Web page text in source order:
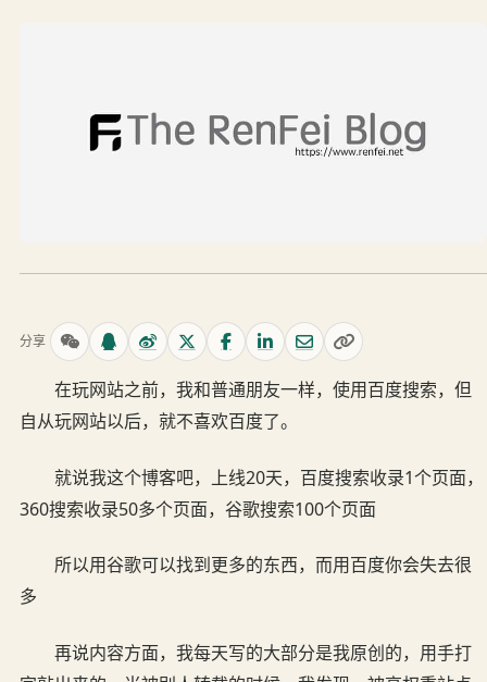
分享
在玩网站之前，我和普通朋友一样，使用百度搜索，但
自从玩网站以后，就不喜欢百度了。
就说我这个博客吧，上线20天，百度搜索收录1个页面，
360搜索收录50多个页面，谷歌搜索100个页面
所以用谷歌可以找到更多的东西，而用百度你会失去很
多
再说内容方面，我每天写的大部分是我原创的，用手打